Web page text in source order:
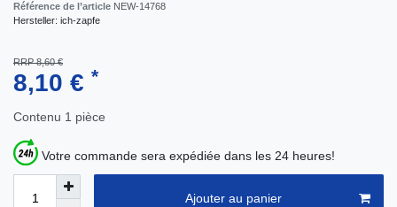
Référence de l’article NEW-14768
Hersteller: ich-zapfe
RRP 8,60 €
8,10 € *
Contenu 1 pièce
Votre commande sera expédiée dans les 24 heures!
Ajouter au panier